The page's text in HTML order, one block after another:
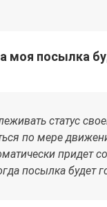
моя посылка
статус
по мере
придет
посылка будет